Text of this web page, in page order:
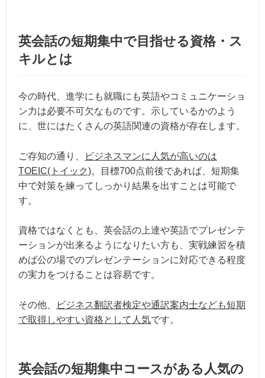
英会話の短期集中で目指せる資格・ス
キルとは
今の時代、進学にも就職にも英語やコミュニケーショ
ン力は必要不可欠なものです。示しているかのよう
に、世にはたくさんの英語関連の資格が存在します。
ご存知の通り、
ビジネスマンに人気が高いのは
TOEIC(トイック)。目標700点前後であれば、短期集
中で対策を練ってしっかり結果を出すことは可能で
す。
資格ではなくとも、英会話の上達や英語でプレゼンテ
ーションが出来るようになりたい方も、実戦練習を積
めば公の場でのプレゼンテーションに対応できる程度
の実力をつけることは容易です。
その他、
ビジネス翻訳者検定や通訳案内士なども短期
で取得しやすい資格として人気です。
英会話の短期集中コースがある人気の